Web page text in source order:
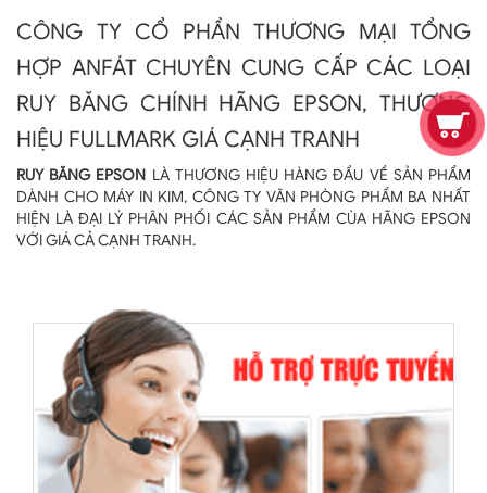
CÔNG TY CỔ PHẦN THƯƠNG MẠI TỔNG
HỢP ANFÁT CHUYÊN CUNG CẤP CÁC LOẠI
RUY BĂNG CHÍNH HÃNG EPSON, THƯƠNG
HIỆU FULLMARK GIÁ CẠNH TRANH
RUY BĂNG EPSON LÀ THƯƠNG HIỆU HÀNG ĐẦU VỀ SẢN PHẨM
DÀNH CHO MÁY IN KIM, CÔNG TY VĂN PHÒNG PHẨM BA NHẤT
HIỆN LÀ ĐẠI LÝ PHÂN PHỐI CÁC SẢN PHẨM CÙA HÃNG EPSON
VỚI GIÁ CẢ CẠNH TRANH.